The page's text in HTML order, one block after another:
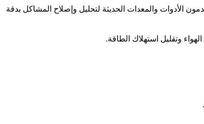
الأدوات والمعدات الحديثة لتحليل وإصلاح المشاكل بدقة
وتقليل استهلاك الطاقة.